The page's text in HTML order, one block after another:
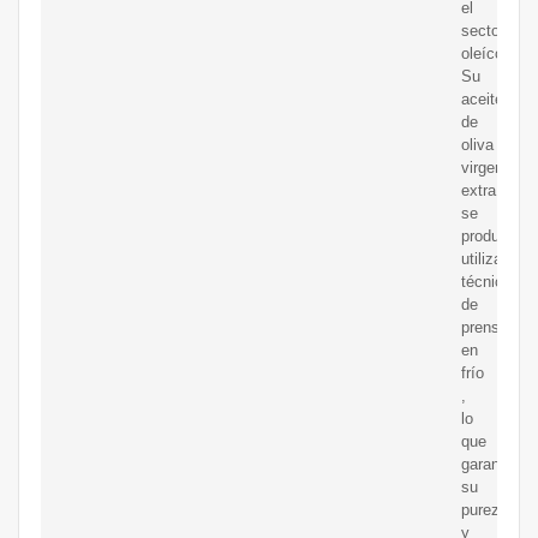
el
sector
oleícola.
Su
aceite
de
oliva
virgen
extra
se
produce
utilizando
técnicas
de
prensado
en
frío
lo
que
garantiza
su
pureza
y